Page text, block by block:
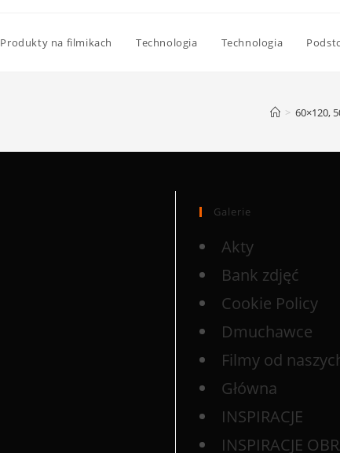
Produkty na filmikach Technologia Technologia
> 60×120,
Galerie
Akty
Bank zdjęć
Cookie Policy
Dmuchawce
Filmy od
Główna
INSPIRACJE
INSPIRACJE